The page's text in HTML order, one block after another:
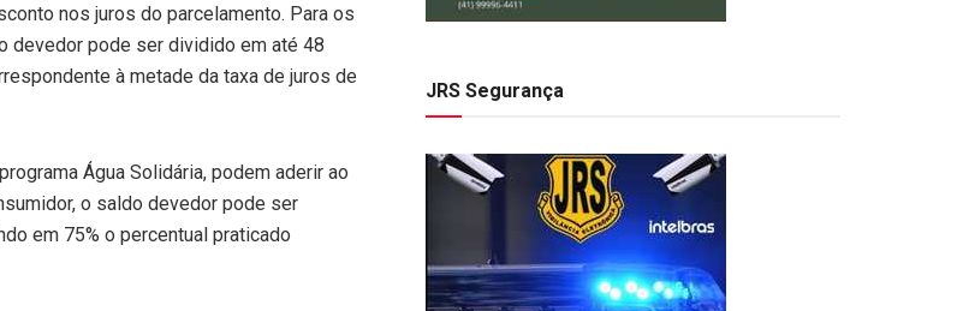
nos juros do parcelamento. Para os
devedor pode ser dividido em até 48
à metade da taxa de juros de
Água Solidária, podem aderir ao
o saldo devedor pode ser
em 75% o percentual praticado
JRS Segurança